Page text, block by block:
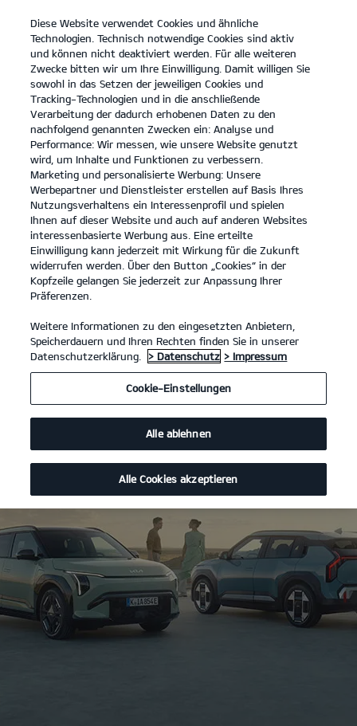
open
menu
KONTAKT
Der EV3
Konfigurator
... ... DER EV3
Der Kia EV3.
Eine Kraft, die bewegt.
Diese Website verwendet Cookies und ähnliche
Technologien. Technisch notwendige Cookies sind aktiv
und können nicht deaktiviert werden. Für alle weiteren
Zwecke bitten wir um Ihre Einwilligung. Damit willigen Sie
sowohl in das Setzen der jeweiligen Cookies und
Tracking-Technologien und in die anschließende
Verarbeitung der dadurch erhobenen Daten zu den
nachfolgend genannten Zwecken ein: Analyse und
Performance: Wir messen, wie unsere Website genutzt
wird, um Inhalte und Funktionen zu verbessern.
Marketing und personalisierte Werbung: Unsere
Werbepartner und Dienstleister erstellen auf Basis Ihres
Nutzungsverhaltens ein Interessenprofil und spielen
Ihnen auf dieser Website und auch auf anderen Websites
interessenbasierte Werbung aus. Eine erteilte
Einwilligung kann jederzeit mit Wirkung für die Zukunft
widerrufen werden. Über den Button „Cookies“ in der
Kopfzeile gelangen Sie jederzeit zur Anpassung Ihrer
Präferenzen.
Weitere Informationen zu den eingesetzten Anbietern,
Speicherdauern und Ihren Rechten finden Sie in unserer
Datenschutzerklärung.
> Datenschutz > Impressum
Cookie-Einstellungen
Alle ablehnen
Alle Cookies akzeptieren